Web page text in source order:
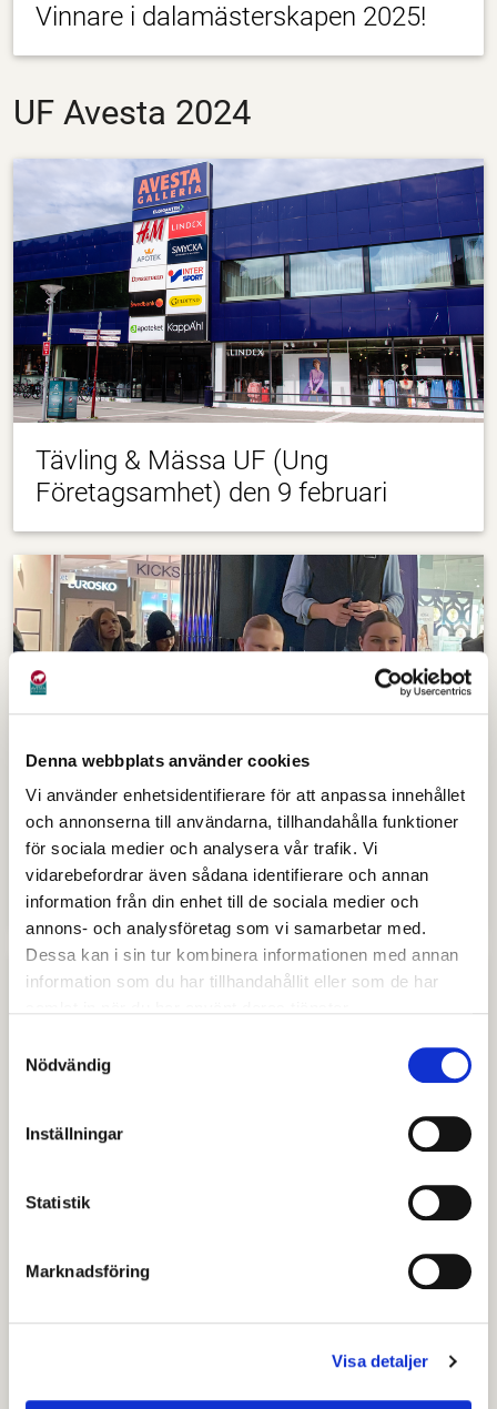
Denna webbplats använder cookies
Vi använder enhetsidentifierare för att anpassa innehållet
och annonserna till användarna, tillhandahålla funktioner
för sociala medier och analysera vår trafik. Vi
vidarebefordrar även sådana identifierare och annan
information från din enhet till de sociala medier och
annons- och analysföretag som vi samarbetar med.
Dessa kan i sin tur kombinera informationen med annan
information som du har tillhandahållit eller som de har
Nödvändig
Inställningar
Statistik
Marknadsföring
Visa detaljer
Vinnare i dalamästerskapen 2025!
UF Avesta 2024
Tävling & Mässa UF (Ung
Företagsamhet) den 9 februari
Vinnare i den lokala UF-tävlingen
2024
mästerskapen i Ung Företagsamhet
(UF)
Läs & Lär UF vann i kategorin Årets vara och är